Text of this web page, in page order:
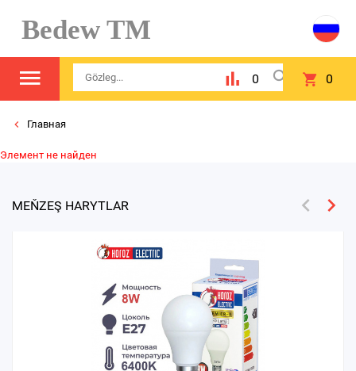
Bedew TM
0 0
Главная
Элемент не найден
MEŇZEŞ HARYTLAR